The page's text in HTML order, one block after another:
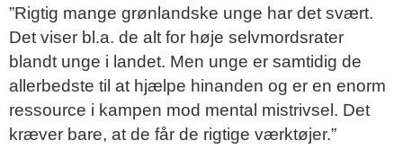
”Rigtig mange grønlandske unge har det svært.
Det viser bl.a. de alt for høje selvmordsrater
blandt unge i landet. Men unge er samtidig de
allerbedste til at hjælpe hinanden og er en enorm
ressource i kampen mod mental mistrivsel. Det
kræver bare, at de får de rigtige værktøjer.”